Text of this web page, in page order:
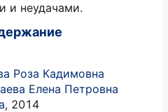
и неудачами.
Роза Кадимовна
Елена Петровна
, 2014